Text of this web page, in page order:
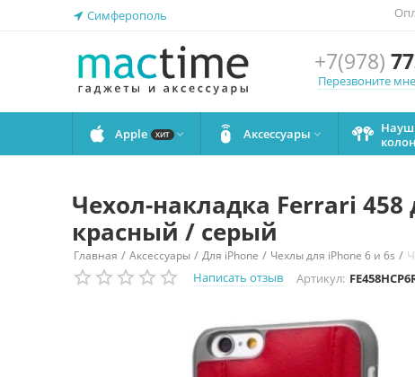
Симферополь
+7(978)
Перезвоните мне
Apple ХИТ  Аксессуары 
Чехол-накладка Ferrari
красный / серый
Главная / Аксессуары / Для iPhone / Чехлы для iPhone 6 и 6s /
Написать отзыв
Артикул: